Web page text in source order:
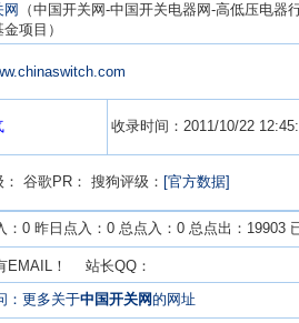
网
（中国开关网-中国开关电器网-高低压电
项目）
收录时间：2011/10/22
谷歌PR： 搜狗评级： [官方数据]
：0 昨日点入：0 总点入：0 总点出：19903
EMAIL！ 站长QQ：
：更多关于中国开关网的网址